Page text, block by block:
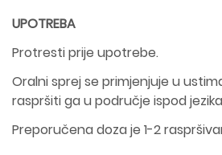
UPOTREBA
Protresti prije upotrebe.
Oralni sprej se primjenjuje u
raspršiti ga u područje ispod
Preporučena doza je 1-2